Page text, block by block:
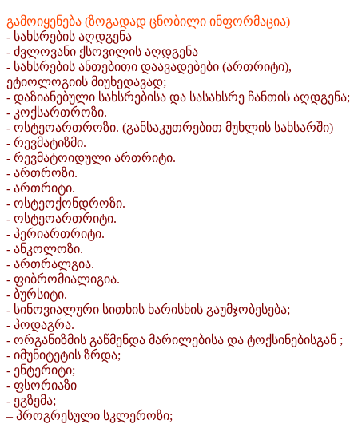
გამოიყენება (ზოგადად ცნობილი ინფორმაცია)
- სახსრების აღდგენა
- ძვლოვანი ქსოვილის აღდგენა
- სახსრების ანთებითი დაავადებები (ართრიტი),
ეტიოლოგიის მიუხედავად;
- დაზიანებული სახსრებისა და სასახსრე ჩანთის აღდგენა;
- კოქსართროზი.
- ოსტეოართროზი. (განსაკუთრებით მუხლის სახსარში)
- რევმატიზმი.
- რევმატოიდული ართრიტი.
- ართროზი.
- ართრიტი.
- ოსტეოქონდროზი.
- ოსტეოართრიტი.
- პერიართრიტი.
- ანკოლოზი.
- ართრალგია.
- ფიბრომიალიგია.
- ბურსიტი.
- სინოვიალური სითხის ხარისხის გაუმჯობესება;
- პოდაგრა.
- ორგანიზმის გაწმენდა მარილებისა და ტოქსინებისგან ;
- იმუნიტეტის ზრდა;
- ენტერიტი;
- ფსორიაზი
- ეგზემა;
– პროგრესული სკლეროზი;